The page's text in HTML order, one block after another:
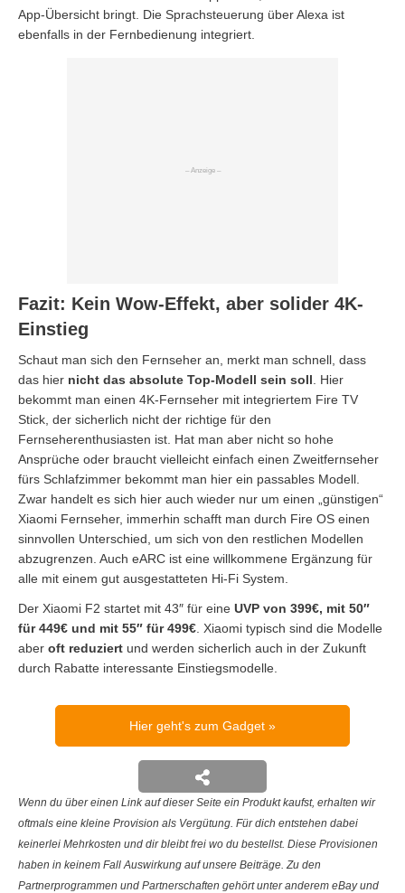
App-Übersicht bringt. Die Sprachsteuerung über Alexa ist
ebenfalls in der Fernbedienung integriert.
Fazit: Kein Wow-Effekt, aber solider 4K-
Einstieg
Schaut man sich den Fernseher an, merkt man schnell, dass
das hier nicht das absolute Top-Modell sein soll . Hier
bekommt man einen 4K-Fernseher mit integriertem Fire TV
Stick, der sicherlich nicht der richtige für den
Fernseherenthusiasten ist. Hat man aber nicht so hohe
Ansprüche oder braucht vielleicht einfach einen Zweitfernseher
fürs Schlafzimmer bekommt man hier ein passables Modell.
Zwar handelt es sich hier auch wieder nur um einen „günstigen“
Xiaomi Fernseher, immerhin schafft man durch Fire OS einen
sinnvollen Unterschied, um sich von den restlichen Modellen
abzugrenzen. Auch eARC ist eine willkommene Ergänzung für
alle mit einem gut ausgestatteten Hi-Fi System.
Der Xiaomi F2 startet mit 43″ für eine UVP von 399€, mit 50″
für 449€ und mit 55″ für 499€ . Xiaomi typisch sind die Modelle
aber oft reduziert und werden sicherlich auch in der Zukunft
durch Rabatte interessante Einstiegsmodelle.
Hier geht's zum Gadget
Wenn du über einen Link auf dieser Seite ein Produkt kaufst, erhalten wir
oftmals eine kleine Provision als Vergütung. Für dich entstehen dabei
keinerlei Mehrkosten und dir bleibt frei wo du bestellst. Diese Provisionen
haben in keinem Fall Auswirkung auf unsere Beiträge. Zu den
Partnerprogrammen und Partnerschaften gehört unter anderem eBay und